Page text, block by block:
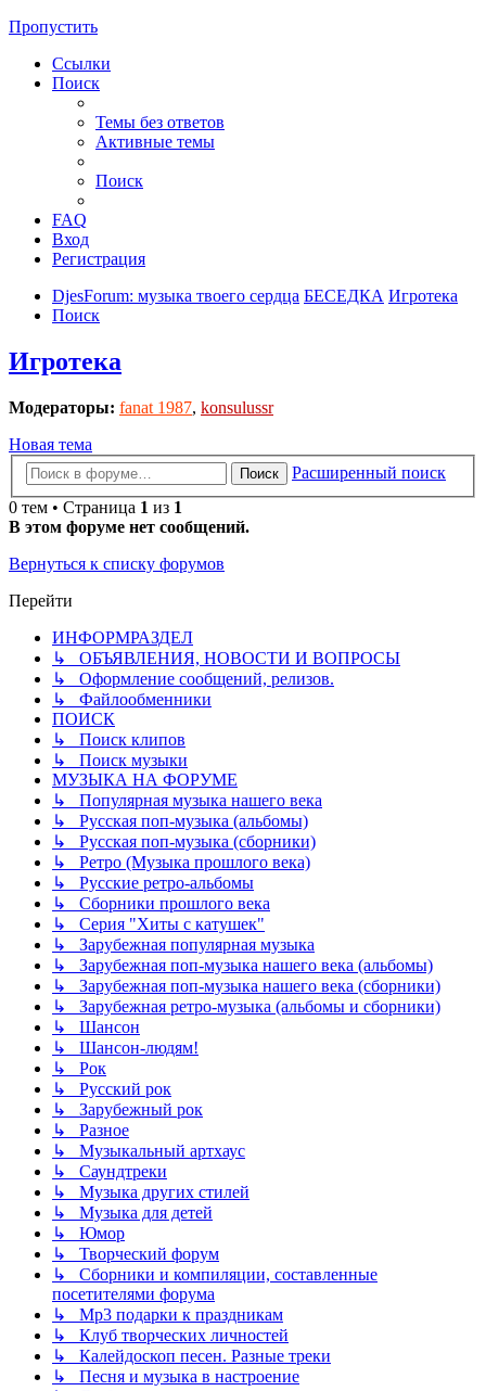
Пропустить
Ссылки
Поиск
Темы без ответов
Активные темы
Поиск
FAQ
Вход
Регистрация
DjesForum: музыка твоего сердца БЕСЕДКА Игротека
Поиск
Игротека
Модераторы: fanat 1987, konsulussr
Новая тема
Поиск
Расширенный поиск
0 тем • Страница 1 из 1
В этом форуме нет сообщений.
Вернуться к списку форумов
Перейти
ИНФОРМРАЗДЕЛ
↳ ОБЪЯВЛЕНИЯ, НОВОСТИ И ВОПРОСЫ
↳ Оформление сообщений, релизов.
↳ Файлообменники
ПОИСК
↳ Поиск клипов
↳ Поиск музыки
МУЗЫКА НА ФОРУМЕ
↳ Популярная музыка нашего века
↳ Русская поп-музыка (альбомы)
↳ Русская поп-музыка (сборники)
↳ Ретро (Музыка прошлого века)
↳ Русские ретро-альбомы
↳ Сборники прошлого века
↳ Серия "Хиты с катушек"
↳ Зарубежная популярная музыка
↳ Зарубежная поп-музыка нашего века (альбомы)
↳ Зарубежная поп-музыка нашего века (сборники)
↳ Зарубежная ретро-музыка (альбомы и сборники)
↳ Шансон
↳ Шансон-людям!
↳ Рок
↳ Русский рок
↳ Зарубежный рок
↳ Разное
↳ Музыкальный артхаус
↳ Саундтреки
↳ Музыка других стилей
↳ Музыка для детей
↳ Юмор
↳ Творческий форум
↳ Сборники и компиляции, составленные
посетителями форума
↳ Mp3 подарки к праздникам
↳ Клуб творческих личностей
↳ Калейдоскоп песен. Разные треки
↳ Песня и музыка в настроение